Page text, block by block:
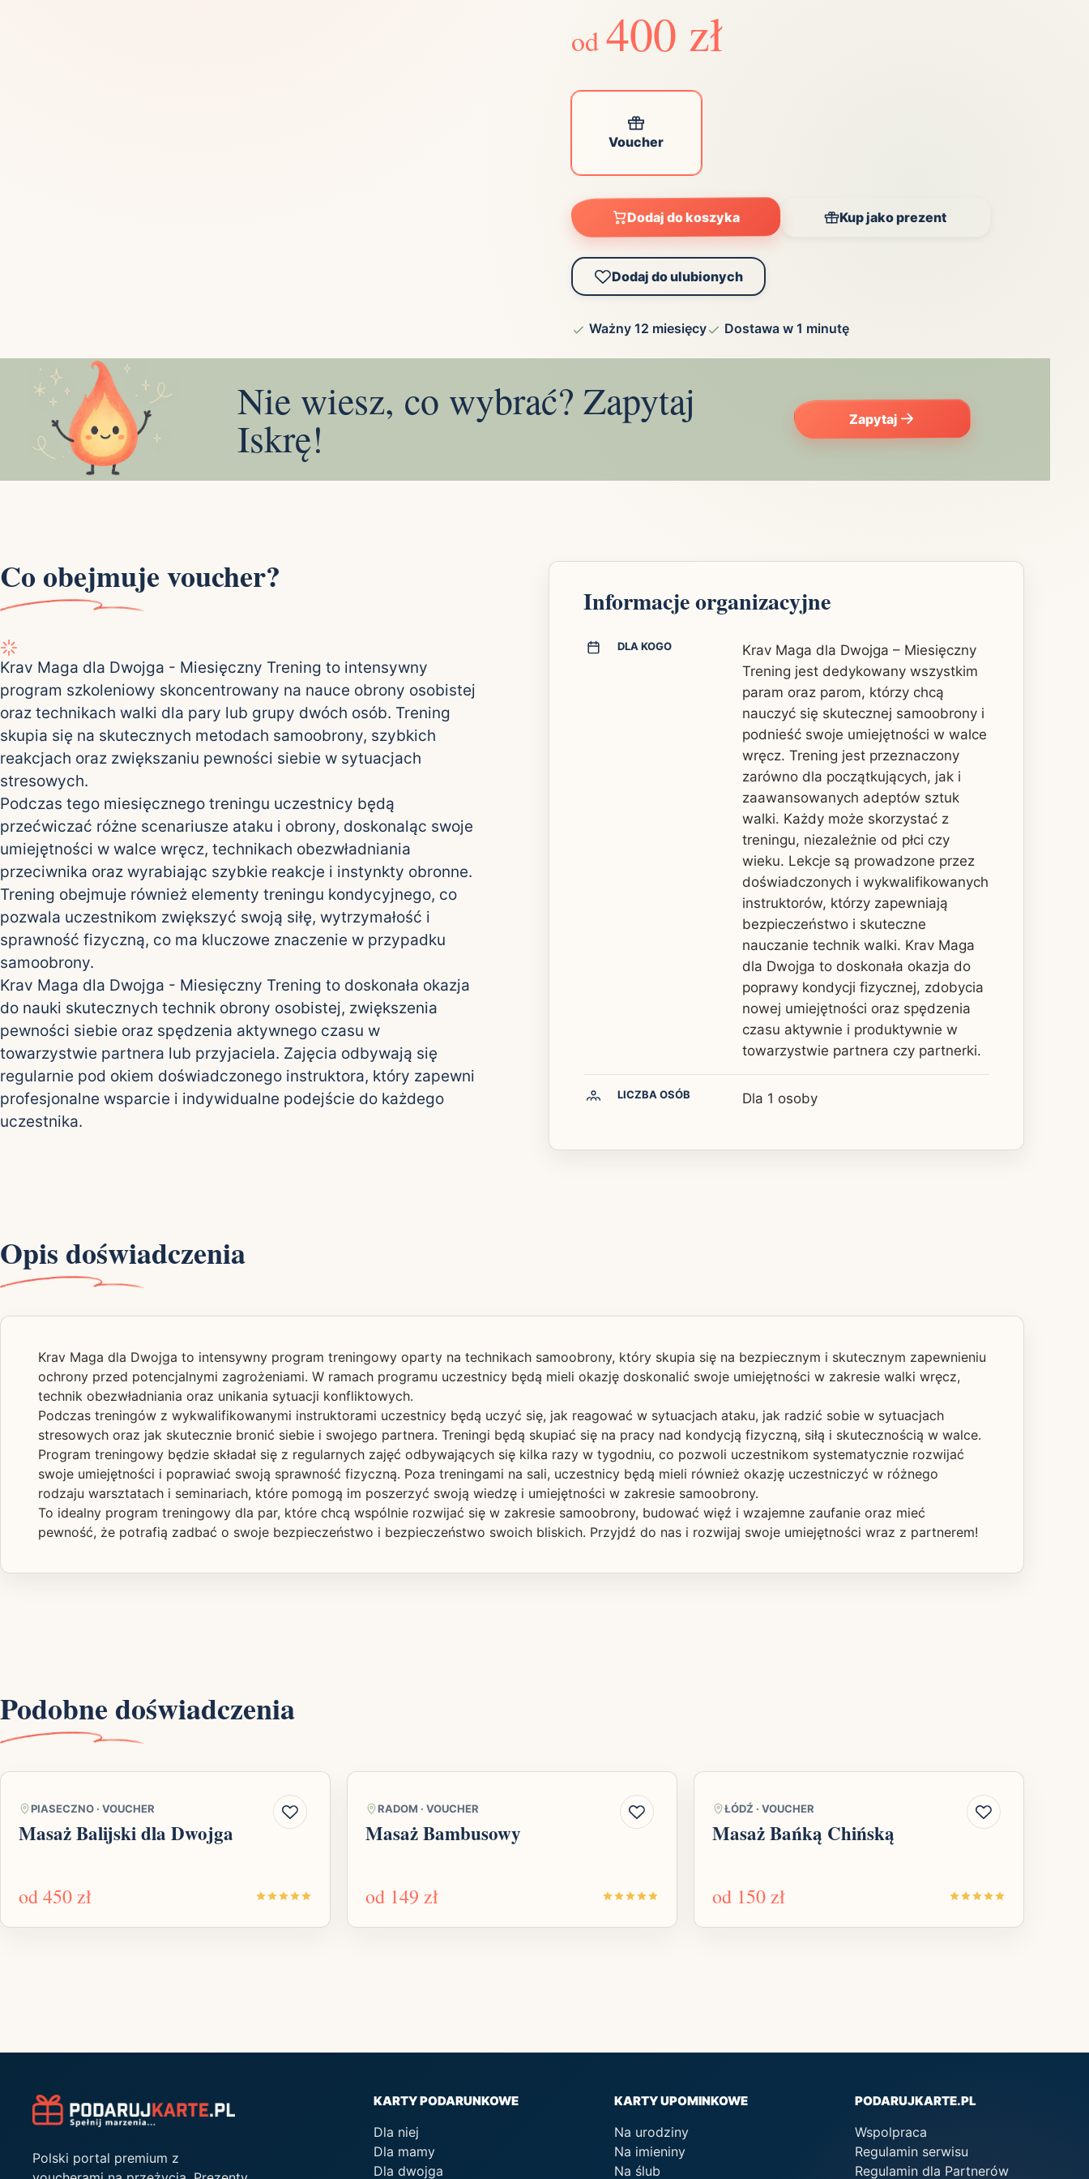
Bydgoszcz
Wielkopolski
od400 zł
Voucher
Dodaj do koszyka Kup jako prezent
Dodaj do ulubionych
Ważny 12 miesięcy Dostawa w 1 minutę
Nie wiesz, co wybrać? Zapytaj
Iskrę! Zapytaj
Co obejmuje voucher?
Krav Maga dla Dwojga - Miesięczny Trening to intensywny
program szkoleniowy skoncentrowany na nauce obrony osobistej
oraz technikach walki dla pary lub grupy dwóch osób. Trening
skupia się na skutecznych metodach samoobrony, szybkich
reakcjach oraz zwiększaniu pewności siebie w sytuacjach
stresowych.
Podczas tego miesięcznego treningu uczestnicy będą
przećwiczać różne scenariusze ataku i obrony, doskonaląc swoje
umiejętności w walce wręcz, technikach obezwładniania
przeciwnika oraz wyrabiając szybkie reakcje i instynkty obronne.
Trening obejmuje również elementy treningu kondycyjnego, co
pozwala uczestnikom zwiększyć swoją siłę, wytrzymałość i
sprawność fizyczną, co ma kluczowe znaczenie w przypadku
samoobrony.
Krav Maga dla Dwojga - Miesięczny Trening to doskonała okazja
do nauki skutecznych technik obrony osobistej, zwiększenia
pewności siebie oraz spędzenia aktywnego czasu w
towarzystwie partnera lub przyjaciela. Zajęcia odbywają się
regularnie pod okiem doświadczonego instruktora, który zapewni
profesjonalne wsparcie i indywidualne podejście do każdego
uczestnika.
Informacje organizacyjne
DLA KOGO
Krav Maga dla Dwojga – Miesięczny
Trening jest dedykowany wszystkim
param oraz parom, którzy chcą
nauczyć się skutecznej samoobrony i
podnieść swoje umiejętności w walce
wręcz. Trening jest przeznaczony
zarówno dla początkujących, jak i
zaawansowanych adeptów sztuk
walki. Każdy może skorzystać z
treningu, niezależnie od płci czy
wieku. Lekcje są prowadzone przez
doświadczonych i wykwalifikowanych
instruktorów, którzy zapewniają
bezpieczeństwo i skuteczne
nauczanie technik walki. Krav Maga
dla Dwojga to doskonała okazja do
poprawy kondycji fizycznej, zdobycia
nowej umiejętności oraz spędzenia
czasu aktywnie i produktywnie w
towarzystwie partnera czy partnerki.
LICZBA OSÓB Dla 1 osoby
Opis doświadczenia
Krav Maga dla Dwojga to intensywny program treningowy oparty na technikach samoobrony, który skupia się na bezpiecznym i skutecznym zapewnieniu
ochrony przed potencjalnymi zagrożeniami. W ramach programu uczestnicy będą mieli okazję doskonalić swoje umiejętności w zakresie walki wręcz,
technik obezwładniania oraz unikania sytuacji konfliktowych.
Podczas treningów z wykwalifikowanymi instruktorami uczestnicy będą uczyć się, jak reagować w sytuacjach ataku, jak radzić sobie w sytuacjach
stresowych oraz jak skutecznie bronić siebie i swojego partnera. Treningi będą skupiać się na pracy nad kondycją fizyczną, siłą i skutecznością w walce.
Program treningowy będzie składał się z regularnych zajęć odbywających się kilka razy w tygodniu, co pozwoli uczestnikom systematycznie rozwijać
swoje umiejętności i poprawiać swoją sprawność fizyczną. Poza treningami na sali, uczestnicy będą mieli również okazję uczestniczyć w różnego
rodzaju warsztatach i seminariach, które pomogą im poszerzyć swoją wiedzę i umiejętności w zakresie samoobrony.
To idealny program treningowy dla par, które chcą wspólnie rozwijać się w zakresie samoobrony, budować więź i wzajemne zaufanie oraz mieć
pewność, że potrafią zadbać o swoje bezpieczeństwo i bezpieczeństwo swoich bliskich. Przyjdź do nas i rozwijaj swoje umiejętności wraz z partnerem!
Podobne doświadczenia
PIASECZNO · VOUCHER
Masaż Balijski dla Dwojga
od450 zł
RADOM · VOUCHER
Masaż Bambusowy
od 149 zł
ŁÓDŹ · VOUCHER
Masaż Bańką Chińską
od 150 zł
Polski portal premium z
KARTY PODARUNKOWE
Dla niej
Dla mamy
Dla dwojga
KARTY UPOMINKOWE
Na urodziny
Na imieniny
Na ślub
PODARUJKARTE.PL
Wspolpraca
Regulamin serwisu
Regulamin dla Partnerów